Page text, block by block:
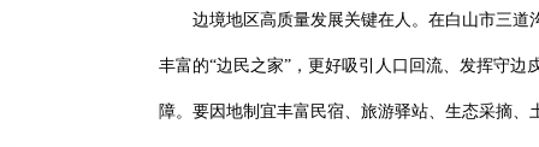
边境地区高质量发展关键在人。在白山市三道
丰富的“边民之家”，更好吸引人口回流、发挥守
障。要因地制宜丰富民宿、旅游驿站、生态采摘